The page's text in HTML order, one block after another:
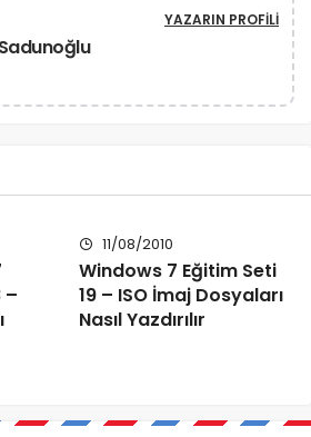
YAZARIN PROFILI
–
11/08/2010
Windows 7 Eğitim Seti
19 – ISO İmaj Dosyaları
Nasıl Yazdırılır